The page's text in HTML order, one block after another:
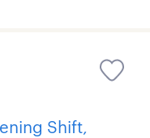
Shift,